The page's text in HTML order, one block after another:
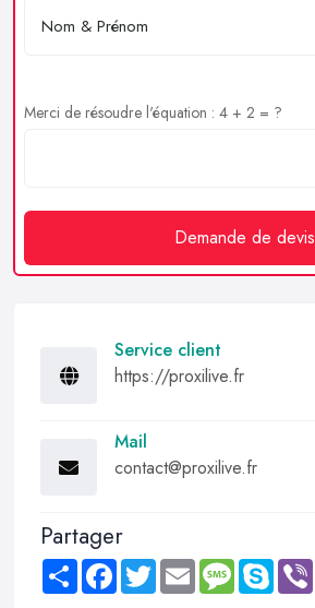
Merci de résoudre l'équation : 4 + 2 = ?
Demande de devis
Service client
https://proxilive.fr
Mail
contact@proxilive.fr
Partager
Share FacebookTwitter Email MessageSkype